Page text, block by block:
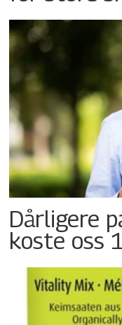
Dårligere
koste oss